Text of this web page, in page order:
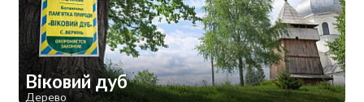
Віковий дуб
Дерево